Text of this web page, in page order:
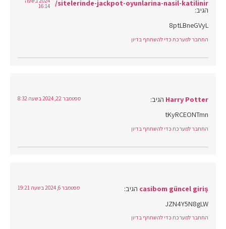
sitelerinde-jackpot-oyunlarina-nasil-katilinir/
הגיב: 16:14
8ptLBneGVyL
התחבר למערכת כדי להשתתף בדיון
Harry Potter הגיב: ספטמבר 22, 2024 בשעה 8:32
tKyRCEONTmn
התחבר למערכת כדי להשתתף בדיון
casibom güncel giriş הגיב: ספטמבר 6, 2024 בשעה 19:21
JZN4Y5N8gLW
התחבר למערכת כדי להשתתף בדיון